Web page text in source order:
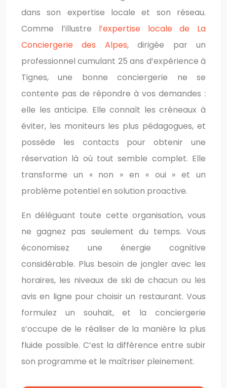
dans son expertise locale et son réseau.
Comme l’illustre l’expertise locale de La
Conciergerie des Alpes, dirigée par un
professionnel cumulant 25 ans d’expérience à
Tignes, une bonne conciergerie ne se
contente pas de répondre à vos demandes :
elle les anticipe. Elle connaît les créneaux à
éviter, les moniteurs les plus pédagogues, et
possède les contacts pour obtenir une
réservation là où tout semble complet. Elle
transforme un « non » en « oui » et un
problème potentiel en solution proactive.
En déléguant toute cette organisation, vous
ne gagnez pas seulement du temps. Vous
économisez une énergie cognitive
considérable. Plus besoin de jongler avec les
horaires, les niveaux de ski de chacun ou les
avis en ligne pour choisir un restaurant. Vous
formulez un souhait, et la conciergerie
s’occupe de le réaliser de la manière la plus
fluide possible. C’est la différence entre subir
son programme et le maîtriser pleinement.